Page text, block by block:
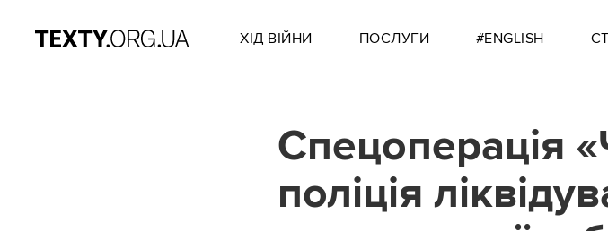
ХІД ВІЙНИ ПОСЛУГИ #ENGLISH
Спецоперація
поліція